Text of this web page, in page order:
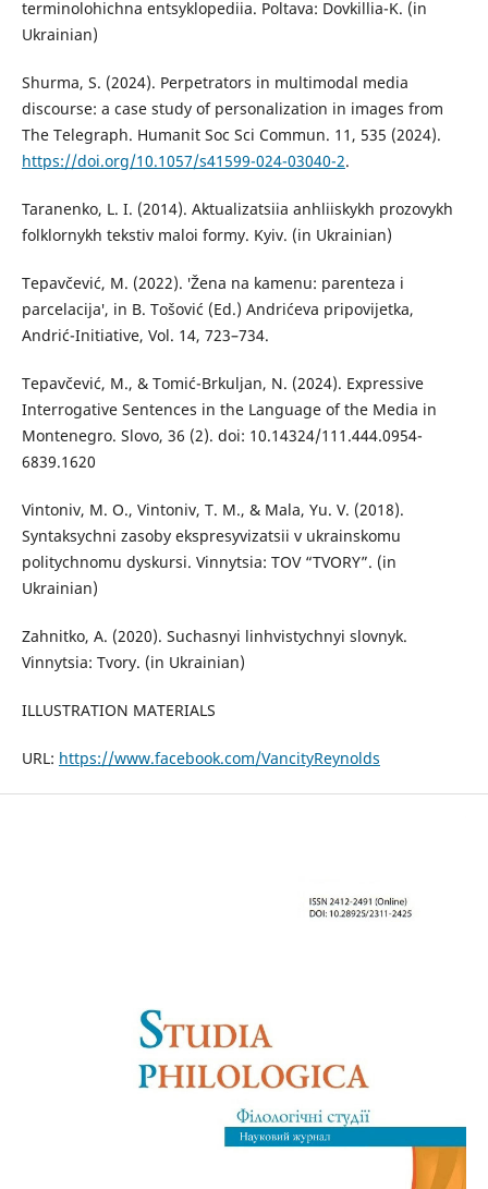
terminolohichna entsyklopediia. Poltava: Dovkillia-K. (in
Ukrainian)
Shurma, S. (2024). Perpetrators in multimodal media
discourse: a case study of personalization in images from
The Telegraph. Humanit Soc Sci Commun. 11, 535 (2024).
https://doi.org/10.1057/s41599-024-03040-2.
Taranenko, L. I. (2014). Aktualizatsiia anhliiskykh prozovykh
folklornykh tekstiv maloi formy. Kyiv. (in Ukrainian)
Tepavčević, M. (2022). ′Žena na kamenu: parenteza i
parcelacija′, in B. Tošović (Ed.) Andrićeva pripovijetka,
Andrić-Initiative, Vol. 14, 723–734.
Tepavčević, M., & Tomić-Brkuljan, N. (2024). Expressive
Interrogative Sentences in the Language of the Media in
Montenegro. Slovo, 36 (2). doi: 10.14324/111.444.0954-
6839.1620
Vintoniv, M. O., Vintoniv, T. M., & Mala, Yu. V. (2018).
Syntaksychni zasoby ekspresyvizatsii v ukrainskomu
politychnomu dyskursi. Vinnytsia: TOV “TVORY”. (in
Ukrainian)
Zahnitko, A. (2020). Suchasnyi linhvistychnyi slovnyk.
Vinnytsia: Tvory. (in Ukrainian)
ILLUSTRATION MATERIALS
URL: https://www.facebook.com/VancityReynolds